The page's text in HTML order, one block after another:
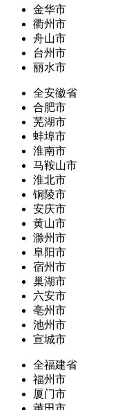
金华市
衢州市
舟山市
台州市
丽水市
全安徽省
合肥市
芜湖市
蚌埠市
淮南市
马鞍山市
淮北市
铜陵市
安庆市
黄山市
滁州市
阜阳市
宿州市
巢湖市
六安市
亳州市
池州市
宣城市
全福建省
福州市
厦门市